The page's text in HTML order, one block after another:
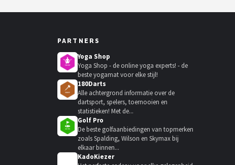
PARTNERS
Yoga Shop
Yoga Shop - de online yoga experts! - de
beste yogamat voor elke stijl!
180Darts
Alle achtergrond informatie over de
dartsport, spelers, toernooien en
statistieken! Met de...
Golf Pro
De beste golfaanbiedingen van topmerken
zoals Spalding, Wilson en Skymax bij
elkaar binnen...
KadoKiezer